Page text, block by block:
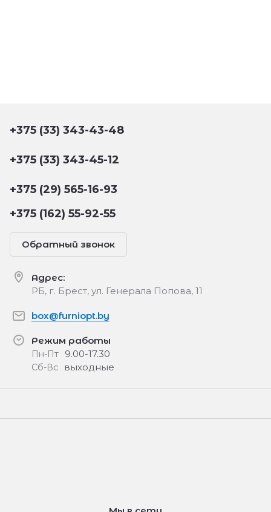
+375 (33) 343-43-48
+375 (33) 343-45-12
+375 (29) 565-16-93
+375 (162) 55-92-55
Обратный звонок
Адрес:
РБ, г. Брест, ул. Генерала Попова, 11
box@furniopt.by
Режим работы
Пн-Пт 9.00-17.30
Сб-Вс выходные